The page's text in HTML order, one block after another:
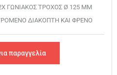
ΓΩΝΙΑΚΟΣ ΤΡΟΧΟΣ Ø 125 MM
ΔΙΑΚΟΠΤΗ ΚΑΙ ΦΡΕΝΟ
παραγγελία